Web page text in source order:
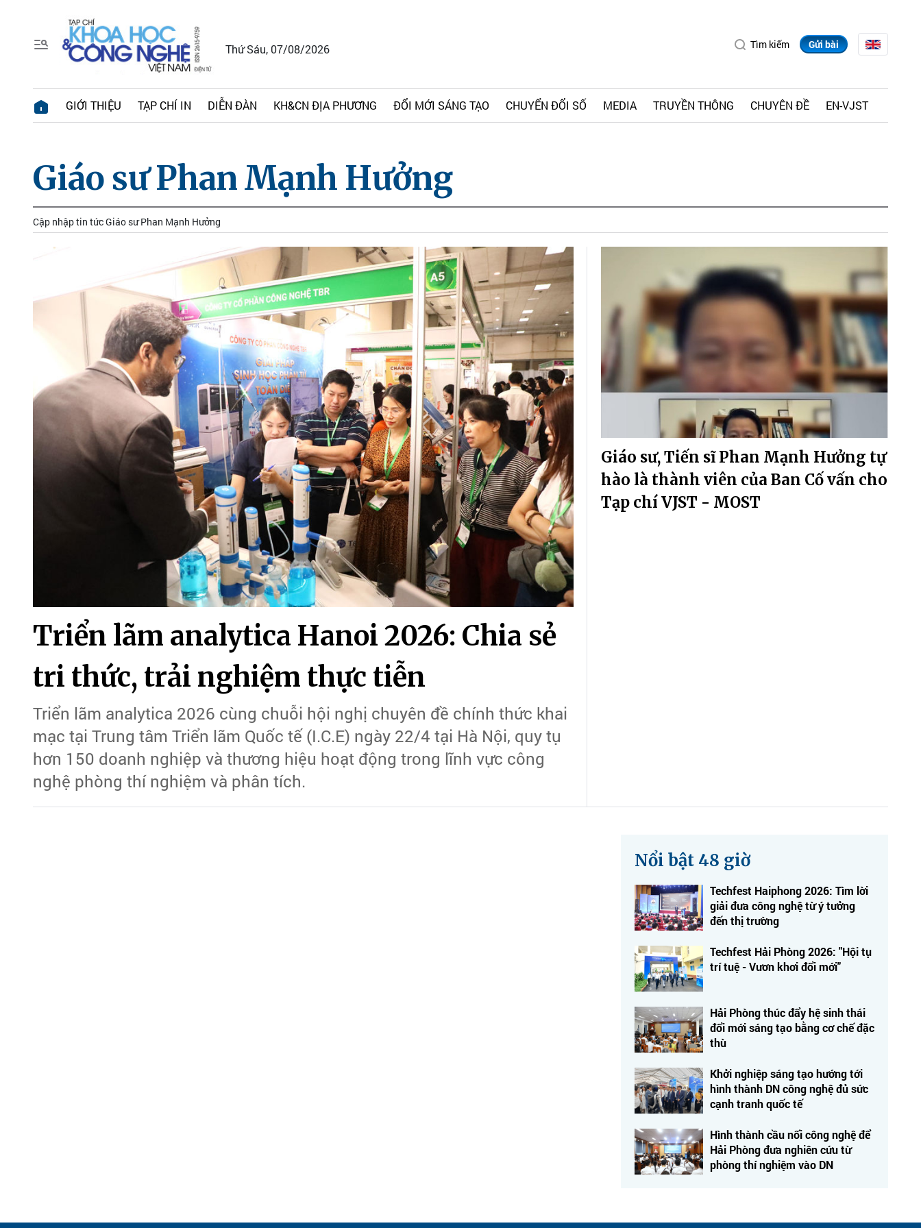
Thứ Sáu, 07/08/2026 Tìm kiếm Gửi bài
GIỚI THIỆU TẠP CHÍ IN DIỄN ĐÀN KH&CN ĐỊA PHƯƠNG ĐỔI MỚI SÁNG TẠO CHUYỂN ĐỔI SỐ MEDIA TRUYỀN THÔNG CHUYÊN ĐỀ EN-VJST
Giáo sư Phan Mạnh Hưởng
Cập nhập tin tức Giáo sư Phan Mạnh Hưởng
Triển lãm analytica Hanoi 2026: Chia sẻ
tri thức, trải nghiệm thực tiễn
Triển lãm analytica 2026 cùng chuỗi hội nghị chuyên đề chính thức khai
mạc tại Trung tâm Triển lãm Quốc tế (I.C.E) ngày 22/4 tại Hà Nội, quy tụ
hơn 150 doanh nghiệp và thương hiệu hoạt động trong lĩnh vực công
nghệ phòng thí nghiệm và phân tích.
Giáo sư, Tiến sĩ Phan Mạnh Hưởng tự
hào là thành viên của Ban Cố vấn cho
Tạp chí VJST - MOST
Nổi bật 48 giờ
Techfest Haiphong 2026: Tìm lời
giải đưa công nghệ từ ý tưởng
đến thị trường
Techfest Hải Phòng 2026: "Hội tụ
trí tuệ - Vươn khơi đổi mới"
Hải Phòng thúc đẩy hệ sinh thái
đổi mới sáng tạo bằng cơ chế đặc
thù
Khởi nghiệp sáng tạo hướng tới
hình thành DN công nghệ đủ sức
cạnh tranh quốc tế
Hình thành cầu nối công nghệ để
Hải Phòng đưa nghiên cứu từ
phòng thí nghiệm vào DN